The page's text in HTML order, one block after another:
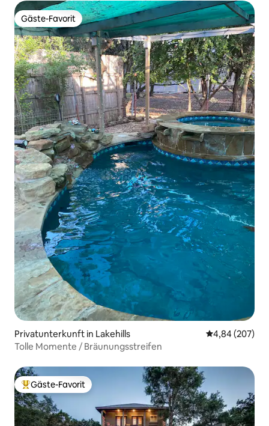
Gäste-Favorit
Gäste-Favorit
Privatunterkunft in Lakehills
4,84 (207)
Tolle Momente / Bräunungsstreifen
Beliebter Gäste-Favorit.
Gäste-Favorit